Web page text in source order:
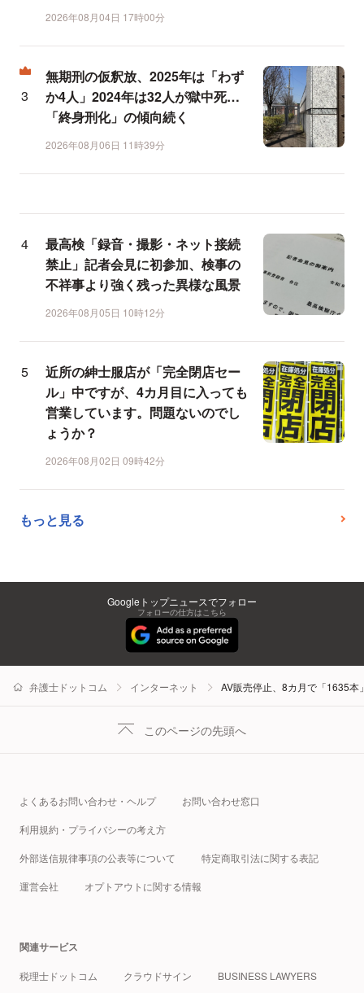
2026年08月04日 17時00分
無期刑の仮釈放、2025年は「わず
か4人」2024年は32人が獄中死…
「終身刑化」の傾向続く
2026年08月06日 11時39分
最高検「録音・撮影・ネット接続
禁止」記者会見に初参加、検事の
不祥事より強く残った異様な風景
2026年08月05日 10時12分
近所の紳士服店が「完全閉店セー
ル」中ですが、4カ月目に入っても
営業しています。問題ないのでし
ょうか？
2026年08月02日 09時42分
もっと見る
Googleトップニュースでフォロー
フォローの仕方はこちら
弁護士ドットコム インターネット AV販売停止、8カ月で「1635
このページの先頭へ
よくあるお問い合わせ・ヘルプ お問い合わせ窓口
利用規約・プライバシーの考え方
外部送信規律事項の公表等について 特定商取引法に関する表記
運営会社 オプトアウトに関する情報
関連サービス
税理士ドットコム クラウドサイン BUSINESS LAWYERS